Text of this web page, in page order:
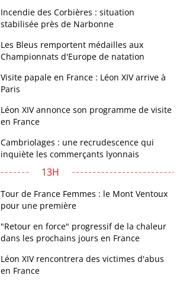
Incendie des Corbières : situation
stabilisée près de Narbonne
Les Bleus remportent médailles aux
Championnats d'Europe de natation
Visite papale en France : Léon XIV arrive à
Paris
Léon XIV annonce son programme de visite
en France
Cambriolages : une recrudescence qui
inquiète les commerçants lyonnais
13H
Tour de France Femmes : le Mont Ventoux
pour une première
"Retour en force" progressif de la chaleur
dans les prochains jours en France
Léon XIV rencontrera des victimes d'abus
en France